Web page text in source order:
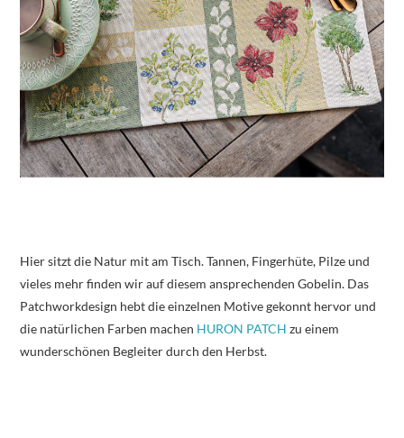
Hier sitzt die Natur mit am Tisch. Tannen, Fingerhüte, Pilze und
vieles mehr finden wir auf diesem ansprechenden Gobelin. Das
Patchworkdesign hebt die einzelnen Motive gekonnt hervor und
die natürlichen Farben machen HURON PATCH zu einem
wunderschönen Begleiter durch den Herbst.